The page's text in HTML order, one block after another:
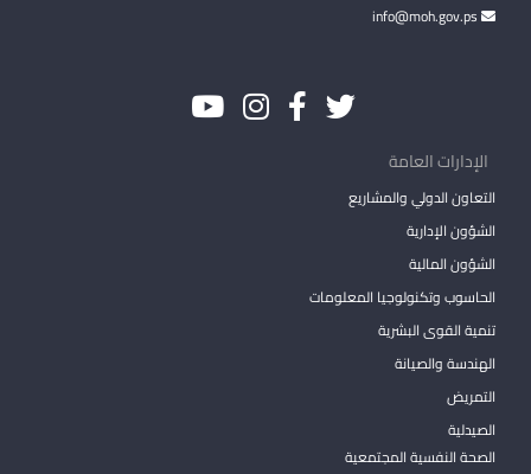
الإدارات العامة
التعاون الدولي والمشاريع
الشؤون الإدارية
الشؤون المالية
الحاسوب وتكنولوجيا المعلومات
تنمية القوى البشرية
الهندسة والصيانة
التمريض
الصيدلية
الصحة النفسية المجتمعية